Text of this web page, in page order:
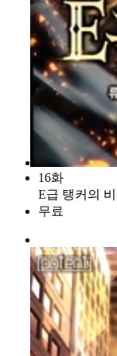
16화
E급 탱커의
무료